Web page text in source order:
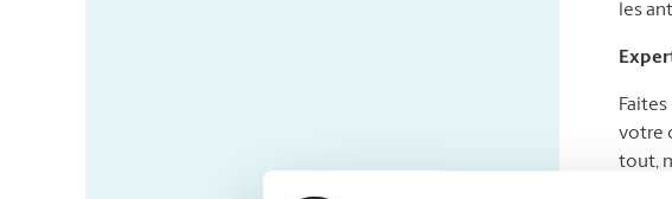
les
votre
tout,